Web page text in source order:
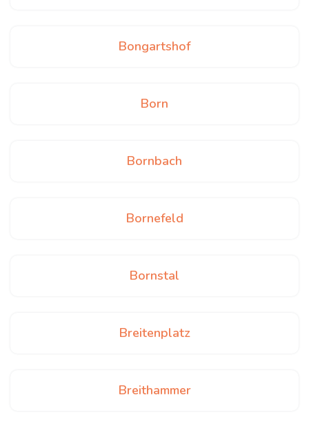
Bongartshof
Born
Bornbach
Bornefeld
Bornstal
Breitenplatz
Breithammer